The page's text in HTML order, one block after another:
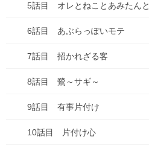
5話目 オレとねことあみたんと
6話目 あぶらっぽいモテ
7話目 招かれざる客
8話目 鷺～サギ～
9話目 有事片付け
10話目 片付け心